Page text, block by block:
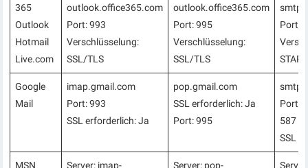
365
Outlook
Hotmail
Live.com
outlook.office365.com
Port: 993
Verschlüsselung:
SSL/TLS
outlook.office365.com
Port: 995
Verschlüsselung:
SSL/TLS
Port:
Google
Mail
imap.gmail.com
Port: 993
SSL erforderlich: Ja
pop.gmail.com
SSL erforderlich: Ja
Port: 995
Port:
587
SSL
MSN Server: imap- Server: pop-